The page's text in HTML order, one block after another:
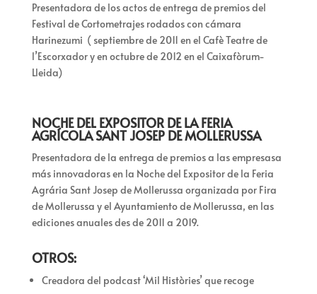
Presentadora de los actos de entrega de premios del
Festival de Cortometrajes rodados con cámara
Harinezumi ( septiembre de 2011 en el Cafè Teatre de
l’Escorxador y en octubre de 2012 en el Caixafòrum-
Lleida)
NOCHE DEL EXPOSITOR DE LA FERIA
AGRÍCOLA SANT JOSEP DE MOLLERUSSA
Presentadora de la entrega de premios a las empresasa
más innovadoras en la Noche del Expositor de la Feria
Agrária Sant Josep de Mollerussa organizada por Fira
de Mollerussa y el Ayuntamiento de Mollerussa, en las
ediciones anuales des de 2011 a 2019.
OTROS:
Creadora del podcast ‘Mil Històries’ que recoge